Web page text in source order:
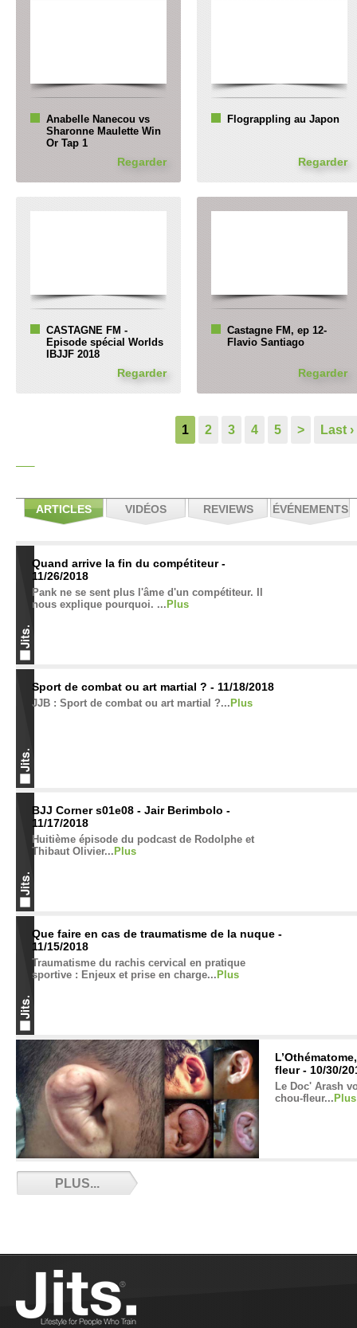
Anabelle Nanecou vs
Sharonne Maulette Win
Or Tap 1
Regarder
Flograppling au Japon
Regarder
CASTAGNE FM -
Episode spécial Worlds
IBJJF 2018
Regarder
Castagne FM, ep 12-
Flavio Santiago
Regarder
1 2 3 4 5 > Last ›
ARTICLES VIDÉOS REVIEWS ÉVÉNEMENTS
Quand arrive la fin du compétiteur -
11/26/2018
Pank ne se sent plus l'âme d'un compétiteur. Il
nous explique pourquoi. ... Plus
Sport de combat ou art martial ? - 11/18/2018
JJB : Sport de combat ou art martial ?... Plus
BJJ Corner s01e08 - Jair Berimbolo -
11/17/2018
Huitième épisode du podcast de Rodolphe et
Thibaut Olivier... Plus
Que faire en cas de traumatisme de la nuque -
11/15/2018
Traumatisme du rachis cervical en pratique
sportive : Enjeux et prise en charge... Plus
fleur - 10/30/
Le Doc' Arash
chou-fleur... Plus
BJJ Corner - Episode 7 - 10/26/2018
Septième épisode du BJJ Corner....
Règlement IBJJF en français - 10/23/2018
Le règlement IBJJF mis a jour et intégralement
PLUS...